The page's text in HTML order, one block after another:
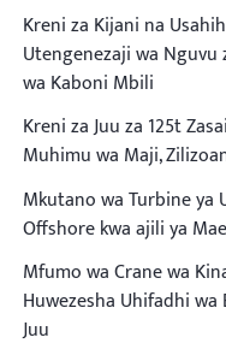
Kreni za Kijani na
Utengenezaji wa Nguvu
wa Kaboni Mbili
Kreni za Juu za 125t
Muhimu wa Maji,
Mkutano wa Turbine ya
Offshore kwa ajili ya
Mfumo wa Crane wa
Huwezesha Uhifadhi
Juu